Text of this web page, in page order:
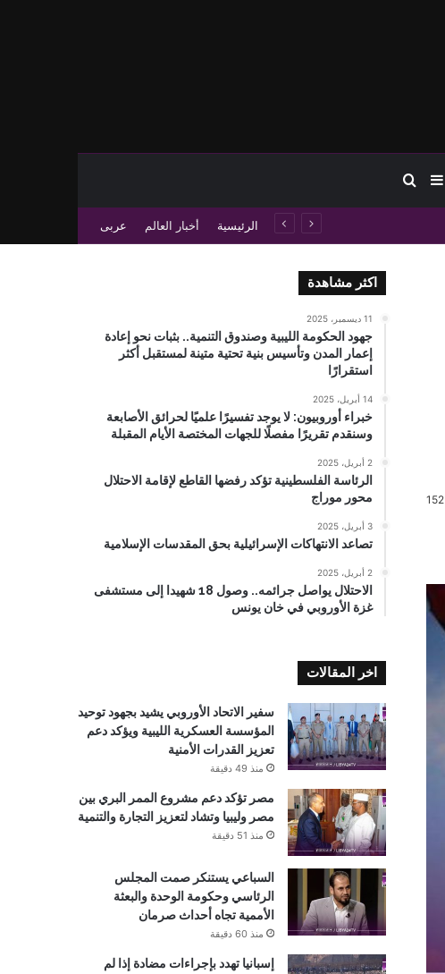
إضافة عمود جانبي
بحث عن
الرئيسية أخبار العالم عربى
152
اكثر مشاهدة
11 ديسمبر، 2025
جهود الحكومة الليبية وصندوق التنمية.. بثبات نحو إعادة
إعمار المدن وتأسيس بنية تحتية متينة لمستقبل أكثر
استقرارًا
14 أبريل، 2025
خبراء أوروبيون: لا يوجد تفسيرًا علميًا لحرائق الأصابعة
وسنقدم تقريرًا مفصلًا للجهات المختصة الأيام المقبلة
2 أبريل، 2025
الرئاسة الفلسطينية تؤكد رفضها القاطع لإقامة الاحتلال
محور موراج
3 أبريل، 2025
تصاعد الانتهاكات الإسرائيلية بحق المقدسات الإسلامية
2 أبريل، 2025
الاحتلال يواصل جرائمه.. وصول 18 شهيدا إلى مستشفى
غزة الأوروبي في خان يونس
اخر المقالات
سفير الاتحاد الأوروبي يشيد بجهود توحيد
المؤسسة العسكرية الليبية ويؤكد دعم
تعزيز القدرات الأمنية
منذ 49 دقيقة
مصر تؤكد دعم مشروع الممر البري بين
مصر وليبيا وتشاد لتعزيز التجارة والتنمية
منذ 51 دقيقة
السباعي يستنكر صمت المجلس
الرئاسي وحكومة الوحدة والبعثة
الأممية تجاه أحداث صرمان
منذ 60 دقيقة
إسبانيا تهدد بإجراءات مضادة إذا لم